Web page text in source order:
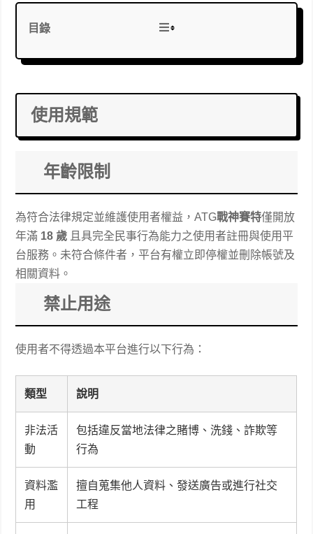
目錄
使用規範
年齡限制
為符合法律規定並維護使用者權益，ATG戰神賽特僅開放
年滿 18 歲 且具完全民事行為能力之使用者註冊與使用平
台服務。未符合條件者，平台有權立即停權並刪除帳號及
相關資料。
禁止用途
使用者不得透過本平台進行以下行為：
類型 說明
非法活
動
包括違反當地法律之賭博、洗錢、詐欺等
行為
資料濫
用
擅自蒐集他人資料、發送廣告或進行社交
工程